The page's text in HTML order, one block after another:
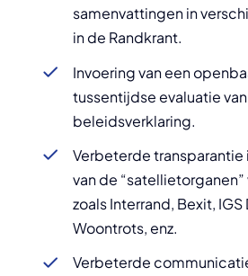
samenvattingen in
in de Randkrant.
Invoering van een
tussentijdse evaluatie
beleidsverklaring.
Verbeterde
van de
zoals Interrand, Bexit,
Woontrots, enz.
Verbeterde